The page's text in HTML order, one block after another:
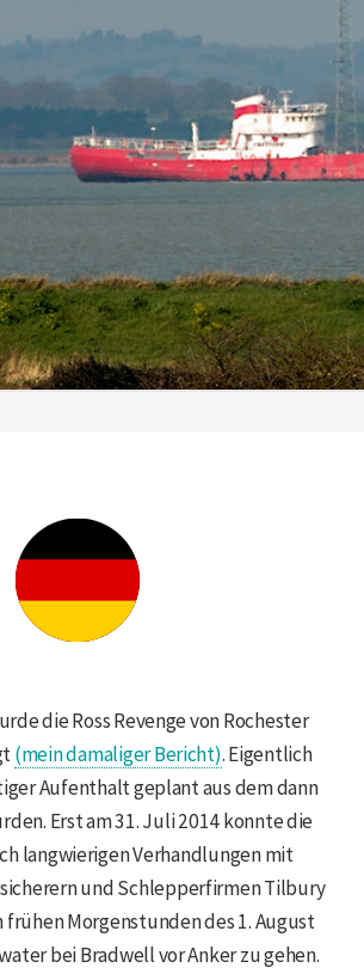
die Ross Revenge von Rochester
(mein damaliger Bericht). Eigentlich
Aufenthalt geplant aus dem dann
Erst am 31. Juli 2014 konnte die
langwierigen Verhandlungen mit
und Schlepperfirmen Tilbury
frühen Morgenstunden des 1. August
bei Bradwell vor Anker zu gehen.